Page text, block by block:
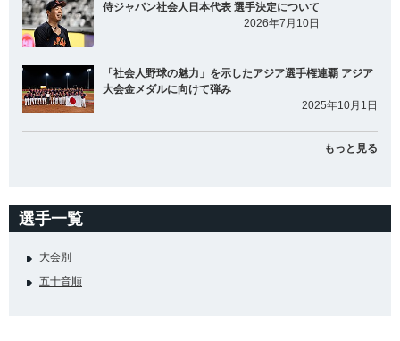
侍ジャパン社会人日本代表 選手決定について
2026年7月10日
「社会人野球の魅力」を示したアジア選手権連覇 アジア
大会金メダルに向けて弾み
2025年10月1日
もっと見る
選手一覧
大会別
五十音順